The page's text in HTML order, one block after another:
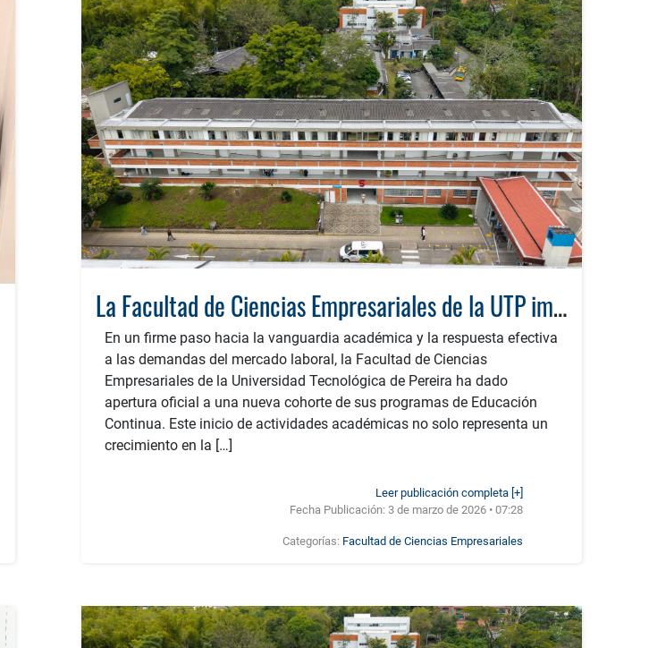
La Facultad de Ciencias Empresariales de la UTP impulsa la competitividad con el inicio de sus diplomados de extensión
En un firme paso hacia la vanguardia académica y la respuesta efectiva
a las demandas del mercado laboral, la Facultad de Ciencias
Empresariales de la Universidad Tecnológica de Pereira ha dado
apertura oficial a una nueva cohorte de sus programas de Educación
Continua. Este inicio de actividades académicas no solo representa un
crecimiento en la […]
Leer publicación completa [+]
Fecha Publicación: 3 de marzo de 2026 • 07:28
Categorías: Facultad de Ciencias Empresariales